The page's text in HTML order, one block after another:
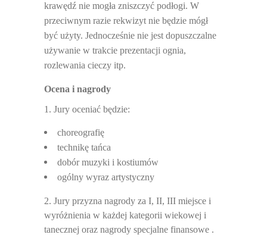
krawędź nie mogła zniszczyć podłogi. W
przeciwnym razie rekwizyt nie będzie mógł
być użyty. Jednocześnie nie jest dopuszczalne
używanie w trakcie prezentacji ognia,
rozlewania cieczy itp.
Ocena i nagrody
1. Jury oceniać będzie:
choreografię
technikę tańca
dobór muzyki i kostiumów
ogólny wyraz artystyczny
2. Jury przyzna nagrody za I, II, III miejsce i
wyróżnienia w każdej kategorii wiekowej i
tanecznej oraz nagrody specjalne finansowe .